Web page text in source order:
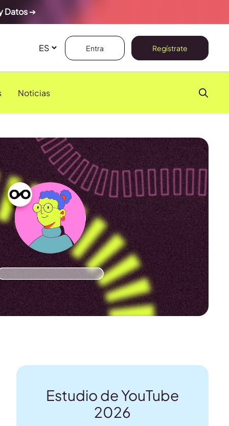
Datos➔
Entra Regístrate
Noticias
Estudio de YouTube
2026